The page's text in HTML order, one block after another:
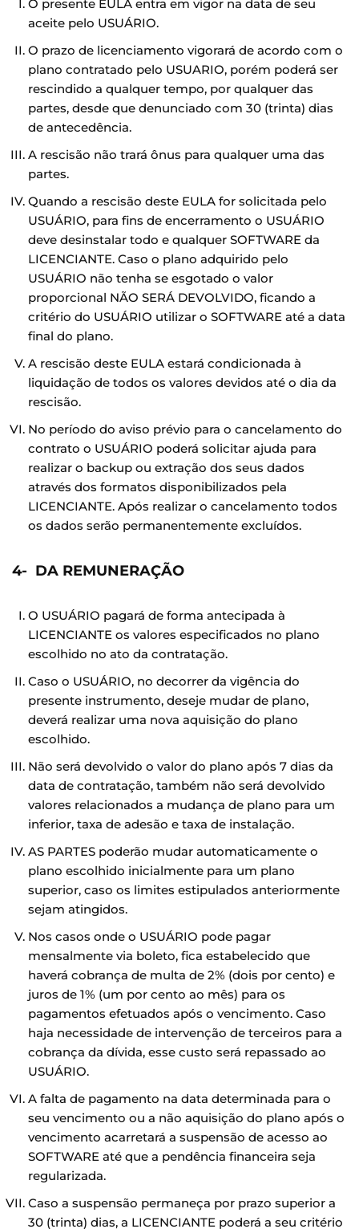
O presente EULA entra em vigor na data de seu
aceite pelo USUÁRIO.
O prazo de licenciamento vigorará de acordo com o
plano contratado pelo USUARIO, porém poderá ser
rescindido a qualquer tempo, por qualquer das
partes, desde que denunciado com 30 (trinta) dias
de antecedência.
A rescisão não trará ônus para qualquer uma das
partes.
Quando a rescisão deste EULA for solicitada pelo
USUÁRIO, para fins de encerramento o USUÁRIO
deve desinstalar todo e qualquer SOFTWARE da
LICENCIANTE. Caso o plano adquirido pelo
USUÁRIO não tenha se esgotado o valor
proporcional NÃO SERÁ DEVOLVIDO, ficando a
critério do USUÁRIO utilizar o SOFTWARE até a data
final do plano.
A rescisão deste EULA estará condicionada à
liquidação de todos os valores devidos até o dia da
rescisão.
No período do aviso prévio para o cancelamento do
contrato o USUÁRIO poderá solicitar ajuda para
realizar o backup ou extração dos seus dados
através dos formatos disponibilizados pela
LICENCIANTE. Após realizar o cancelamento todos
os dados serão permanentemente excluídos.
4- DA REMUNERAÇÃO
O USUÁRIO pagará de forma antecipada à
LICENCIANTE os valores especificados no plano
escolhido no ato da contratação.
Caso o USUÁRIO, no decorrer da vigência do
presente instrumento, deseje mudar de plano,
deverá realizar uma nova aquisição do plano
escolhido.
Não será devolvido o valor do plano após 7 dias da
data de contratação, também não será devolvido
valores relacionados a mudança de plano para um
inferior, taxa de adesão e taxa de instalação.
AS PARTES poderão mudar automaticamente o
plano escolhido inicialmente para um plano
superior, caso os limites estipulados anteriormente
sejam atingidos.
Nos casos onde o USUÁRIO pode pagar
mensalmente via boleto, fica estabelecido que
haverá cobrança de multa de 2% (dois por cento) e
juros de 1% (um por cento ao mês) para os
pagamentos efetuados após o vencimento. Caso
haja necessidade de intervenção de terceiros para a
cobrança da dívida, esse custo será repassado ao
USUÁRIO.
A falta de pagamento na data determinada para o
seu vencimento ou a não aquisição do plano após o
vencimento acarretará a suspensão de acesso ao
SOFTWARE até que a pendência financeira seja
regularizada.
Caso a suspensão permaneça por prazo superior a
30 (trinta) dias, a LICENCIANTE poderá a seu critério